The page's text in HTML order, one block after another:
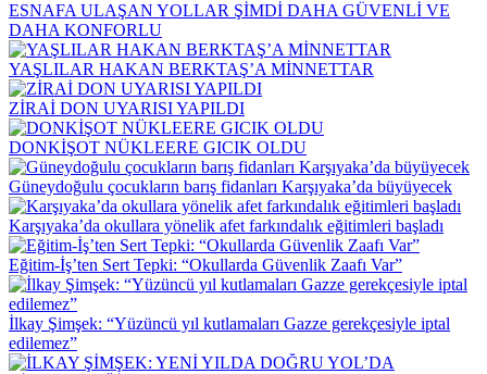
ESNAFA ULAŞAN YOLLAR ŞİMDİ DAHA GÜVENLİ VE
DAHA KONFORLU
YAŞLILAR HAKAN BERKTAŞ’A MİNNETTAR
ZİRAİ DON UYARISI YAPILDI
DONKİŞOT NÜKLEERE GICIK OLDU
Güneydoğulu çocukların barış fidanları Karşıyaka’da büyüyecek
Karşıyaka’da okullara yönelik afet farkındalık eğitimleri başladı
Eğitim-İş’ten Sert Tepki: “Okullarda Güvenlik Zaafı Var”
İlkay Şimşek: “Yüzüncü yıl kutlamaları Gazze gerekçesiyle iptal
edilemez”